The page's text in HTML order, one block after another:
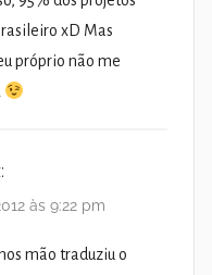
xD Mas
próprio não me
às 9:22 pm
mão traduziu o